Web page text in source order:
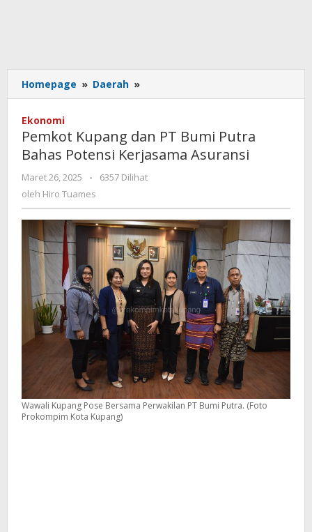
Homepage » Daerah »
Kupang
Bumi
Putra
Bahas
Ekonomi
Pemkot Kupang dan PT Bumi Putra
Bahas Potensi Kerjasama Asuransi
Maret 26, 2025
oleh
-
6357 Dilihat
oleh Hiro Tuames
Wawali Kupang Pose Bersama Perwakilan PT Bumi Putra. (Foto
Prokompim Kota Kupang)